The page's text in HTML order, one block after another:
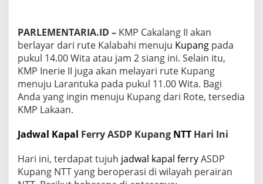
T
H
a
r
I
n
I
n
o
r
PARLEMENTARIA.ID – KMP Cakalang II akan
berlayar dari rute Kalabahi menuju Kupang pada
pukul 14.00 Wita atau jam 2 siang ini. Selain itu,
KMP Inerie II juga akan melayari rute Kupang
menuju Larantuka pada pukul 11.00 Wita. Bagi
Anda yang ingin menuju Kupang dari Rote, tersedia
KMP Lakaan.
Jadwal Kapal Ferry ASDP Kupang NTT Hari Ini
Hari ini, terdapat tujuh jadwal kapal ferryASDP
Kupang NTT yang beroperasi di wilayah perairan